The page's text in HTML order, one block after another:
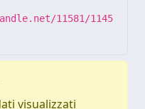
11581/1145
visualizzati